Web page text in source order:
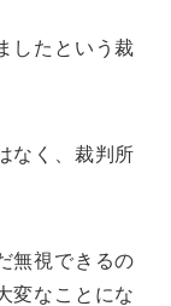
したという裁
なく、裁判所
無視できるの
変なことにな